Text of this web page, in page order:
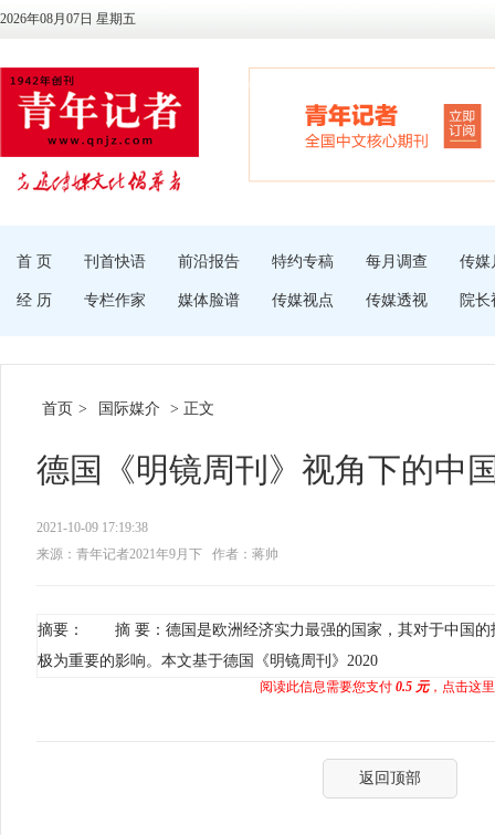
2026年08月07日 星期五
首 页 刊首快语 前沿报告 特约专稿 每月调查 传媒
经 历 专栏作家 媒体脸谱 传媒视点 传媒透视 院长
首页 > 国际媒介 > 正文
德国《明镜周刊》视角下的中
2021-10-09 17:19:38
来源：青年记者2021年9月下
作者：蒋帅
摘要： 摘 要：德国是欧洲经济实力最强的国家，其对于中国的
极为重要的影响。本文基于德国《明镜周刊》2020
阅读此信息需要您支付 0.5 元，点击这
返回顶部